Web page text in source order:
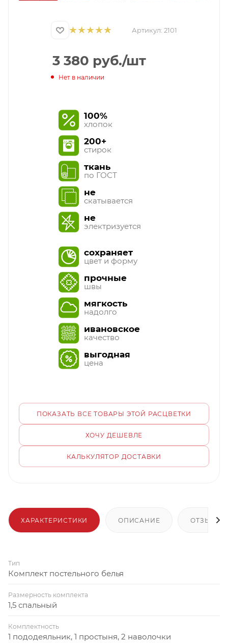
Артикул: 2101
3 380 руб./шт
Нет в наличии
100%
хлопок
200+
стирок
ткань
по ГОСТ
не
скатывается
не
электризуется
сохраняет
цвет и форму
прочные
швы
мягкость
надолго
ивановское
качество
выгодная
цена
ПОКАЗАТЬ ВСЕ ТОВАРЫ ЭТОЙ РАСЦВЕТКИ
ХОЧУ ДЕШЕВЛЕ
КАЛЬКУЛЯТОР ДОСТАВКИ
ХАРАКТЕРИСТИКИ ОПИСАНИЕ ОТЗЫВЫ
Тип
Комплект постельного белья
Размерность комплекта
1,5 спальный
Комплектность
1 пододеяльник, 1 простыня, 2 наволочки